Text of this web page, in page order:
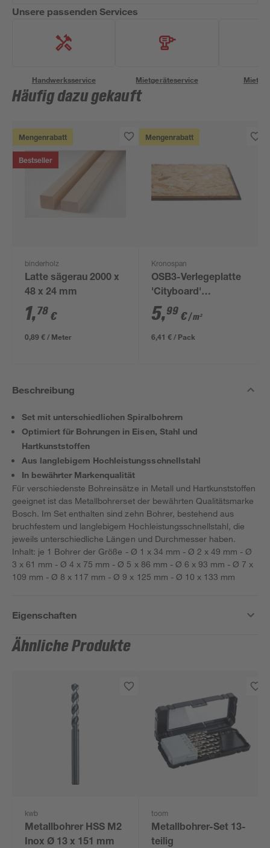
Unsere passenden Services
Handwerksservice Mietgeräteservice
Häufig dazu gekauft
Mengenrabatt
Bestseller
binderholz
Latte sägerau 2000 x
48 x 24 mm
1,78 €
0,89 € / Meter
Mengenrabatt
Kronospan
OSB3-Verlegeplatte
'Cityboard'
ungeschliffen 1690 x
634 x 12 mm
5,99 €/ m²
6,41 € / Pack
Beschreibung
Set mit unterschiedlichen Spiralbohrern
Optimiert für Bohrungen in Eisen, Stahl und
Hartkunststoffen
Aus langlebigem Hochleistungsschnellstahl
In bewährter Markenqualität
Für verschiedenste Bohreinsätze in Metall und Hartkunststoffen
geeignet ist das Metallbohrerset der bewährten Qualitätsmarke
Bosch. Im Set enthalten sind zehn Bohrer, bestehend aus
bruchfestem und langlebigem Hochleistungsschnellstahl, die
jeweils unterschiedliche Längen und Durchmesser haben.
Inhalt: je 1 Bohrer der Größe - Ø 1 x 34 mm - Ø 2 x 49 mm - Ø
3 x 61 mm - Ø 4 x 75 mm - Ø 5 x 86 mm - Ø 6 x 93 mm - Ø 7 x
109 mm - Ø 8 x 117 mm - Ø 9 x 125 mm - Ø 10 x 133 mm
Eigenschaften
Ähnliche Produkte
kwb
Metallbohrer HSS M2
Inox Ø 13 x 151 mm
toom
Metallbohrer-Set 13-
teilig